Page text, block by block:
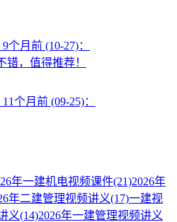
9个月前 (10-27)：
，值得推荐！
11个月前 (09-25)：
年一建机电视频课件(21)2026年
年二建管理视频讲义(17)一建视
义(14)2026年一建管理视频讲义